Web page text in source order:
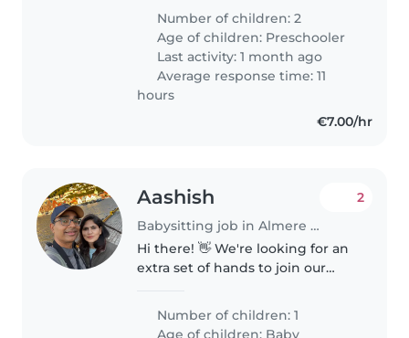
daily lives smoother and more
enjoyable. I am a 28-year-old
mother who started this
Number of children: 2
Age of children: Preschooler
Last activity: 1 month ago
Average response time: 11
hours
€7.00/hr
Aashish
Babysitting job in Almere Stad
2
Hi there! 👋 We're looking for an
extra set of hands to join our
our beautiful summer baby, Ira.
Right now, our days are filled
Number of children: 1
Age of children: Baby